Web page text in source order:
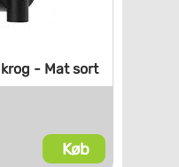
- Matsort
Køb